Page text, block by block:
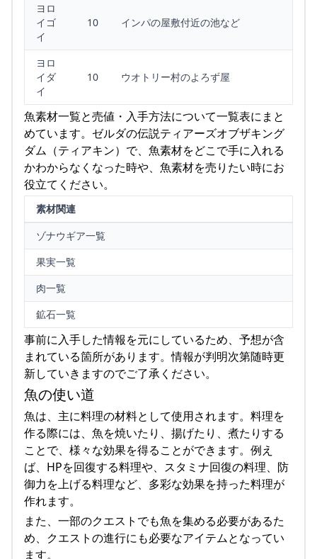
ヨロ
イゴ
イ
10 インパの屋敷付近の池など
ヨロ
イダ
イ
10 ウオトリー村のよろず屋
魚素材一覧と売値・入手方法について一覧表にまと
めています。ゼルダの伝説ティアーズオブザキング
ダム（ティアキン）で、魚素材をどこで手に入れる
かわからなくなった時や、魚素材を売りたい時にお
役立てください。
素材関連
ゾナウギア一覧
果実一覧
肉一覧
鉱石一覧
事前に入手した情報を元にしているため、予想が含
まれている箇所があります。情報が判明次第随時更
新していきますのでご了承ください。
魚の使い道
魚は、主に料理の材料として使用されます。料理を
作る際には、魚を焼いたり、揚げたり、煮たりする
ことで、様々な効果を得ることができます。例え
ば、HPを回復する料理や、スタミナ回復の料理、防
御力を上げる料理など、多彩な効果を持った料理が
作れます。
また、一部のクエストでも魚を集める必要があるた
め、クエストの進行にも必要なアイテムとなってい
ます。